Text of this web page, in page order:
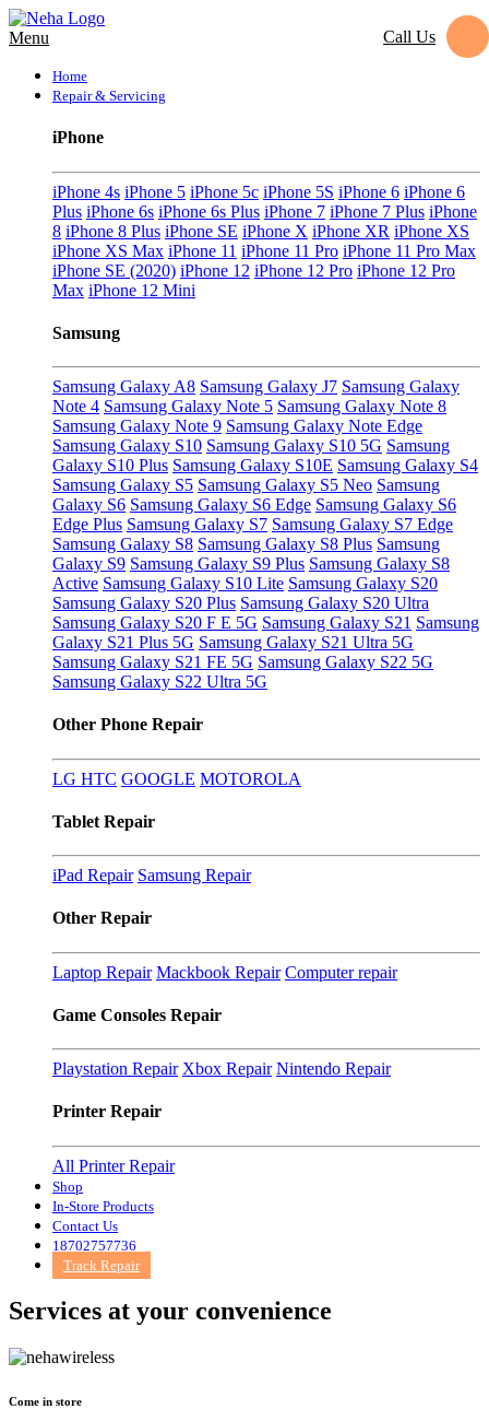
Menu Call Us
Home
Repair & Servicing
iPhone
iPhone 4s iPhone 5 iPhone 5c iPhone 5S iPhone 6 iPhone 6
Plus iPhone 6s iPhone 6s Plus iPhone 7 iPhone 7 Plus iPhone
8 iPhone 8 Plus iPhone SE iPhone X iPhone XR iPhone XS
iPhone XS Max iPhone 11 iPhone 11 Pro iPhone 11 Pro Max
iPhone SE (2020) iPhone 12 iPhone 12 Pro iPhone 12 Pro
Max iPhone 12 Mini
Samsung
Samsung Galaxy A8 Samsung Galaxy J7 Samsung Galaxy
Note 4 Samsung Galaxy Note 5 Samsung Galaxy Note 8
Samsung Galaxy Note 9 Samsung Galaxy Note Edge
Samsung Galaxy S10 Samsung Galaxy S10 5G Samsung
Galaxy S10 Plus Samsung Galaxy S10E Samsung Galaxy S4
Samsung Galaxy S5 Samsung Galaxy S5 Neo Samsung
Galaxy S6 Samsung Galaxy S6 Edge Samsung Galaxy S6
Edge Plus Samsung Galaxy S7 Samsung Galaxy S7 Edge
Samsung Galaxy S8 Samsung Galaxy S8 Plus Samsung
Galaxy S9 Samsung Galaxy S9 Plus Samsung Galaxy S8
Active Samsung Galaxy S10 Lite Samsung Galaxy S20
Samsung Galaxy S20 Plus Samsung Galaxy S20 Ultra
Samsung Galaxy S20 F E 5G Samsung Galaxy S21 Samsung
Galaxy S21 Plus 5G Samsung Galaxy S21 Ultra 5G
Samsung Galaxy S21 FE 5G Samsung Galaxy S22 5G
Samsung Galaxy S22 Ultra 5G
Other Phone Repair
LG HTC GOOGLE MOTOROLA
Tablet Repair
iPad Repair Samsung Repair
Other Repair
Laptop Repair Mackbook Repair Computer repair
Game Consoles Repair
Playstation Repair Xbox Repair Nintendo Repair
Printer Repair
All Printer Repair
Shop
In-Store Products
Contact Us
18702757736
Track Repair
Services at your convenience
Come in store